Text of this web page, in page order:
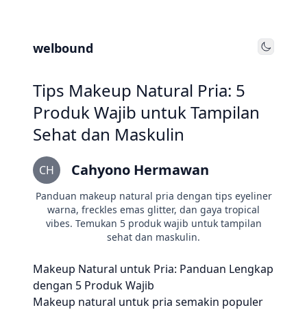
welbound Toggle
Tips Makeup Natural Pria: 5
Produk Wajib untuk Tampilan
Sehat dan Maskulin
CH Cahyono Hermawan
Panduan makeup natural pria dengan tips eyeliner
warna, freckles emas glitter, dan gaya tropical
vibes. Temukan 5 produk wajib untuk tampilan
sehat dan maskulin.
Makeup Natural untuk Pria: Panduan Lengkap
dengan 5 Produk Wajib
Makeup natural untuk pria semakin populer